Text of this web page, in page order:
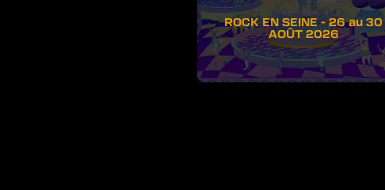
ROCK EN SEINE - 26 au 30
AOÛT 2026